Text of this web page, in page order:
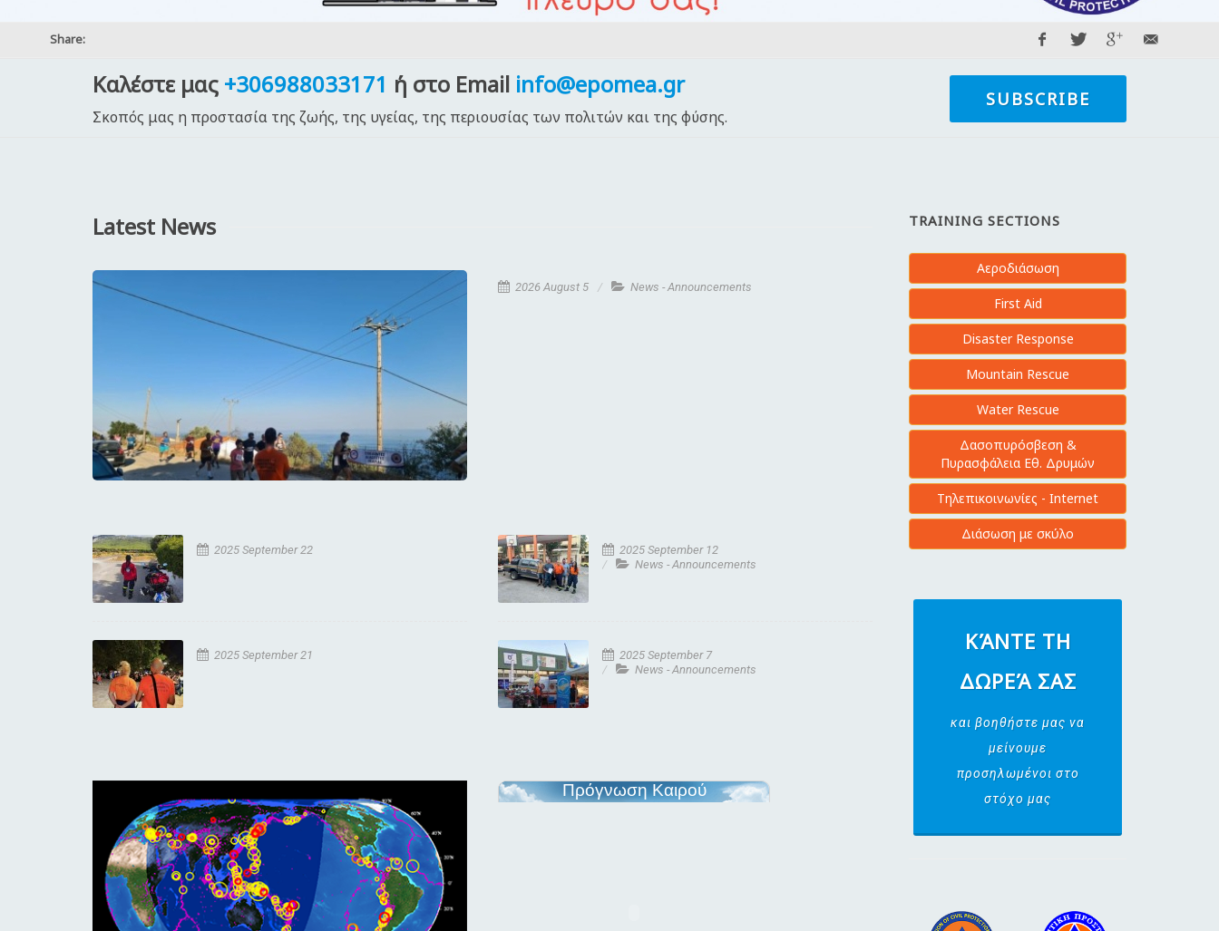
Share:
Καλέστε μας +306988033171 ή στο Email info@epomea.gr
Σκοπός μας η προστασία της ζωής, της υγείας, της περιουσίας των πολιτών και της φύσης.
SUBSCRIBE
Latest News
2026 August 5 News - Announcements
2025 September 22
2025 September 21
2025 September 12
News - Announcements
2025 September 7
News - Announcements
TRAINING SECTIONS
Αεροδιάσωση
First Aid
Disaster Response
Mountain Rescue
Water Rescue
Δασοπυρόσβεση &
Πυρασφάλεια Εθ. Δρυμών
Τηλεπικοινωνίες - Internet
Διάσωση με σκύλο
ΚΆΝΤΕ ΤΗ
ΔΩΡΕΆ ΣΑΣ
και βοηθήστε μας να
μείνουμε
προσηλωμένοι στο
στόχο μας